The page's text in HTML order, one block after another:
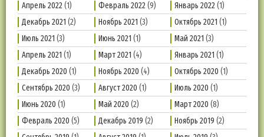
Апрель 2022(1) Февраль 2022(9) Январь 2022(1)
Декабрь 2021 (2) Ноябрь 2021 (3) Октябрь 2021 (1)
Июль 2021 (3) Июнь 2021 (1) Май 2021 (3)
Апрель 2021 (1) Март 2021 (4) Январь 2021 (1)
Декабрь 2020 (1) Ноябрь 2020 (4) Октябрь 2020 (1)
Сентябрь 2020 (3) Август 2020 (1) Июль 2020 (1)
Июнь 2020 (1) Май 2020 (2) Март 2020 (8)
Февраль 2020 (5) Декабрь 2019 (2) Ноябрь 2019 (2)